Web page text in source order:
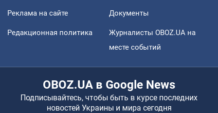
Реклама на сайте Документы
Редакционная политика
Журналисты OBOZ.UA на
месте событий
OBOZ.UA в Google News
Подписывайтесь, чтобы быть в курсе последних
новостей Украины и мира сегодня